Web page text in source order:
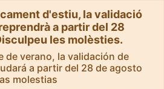
d'estiu, la validació
a partir del 28
les molèsties.
de verano, la validación de
a partir del 28 de agosto
molestias